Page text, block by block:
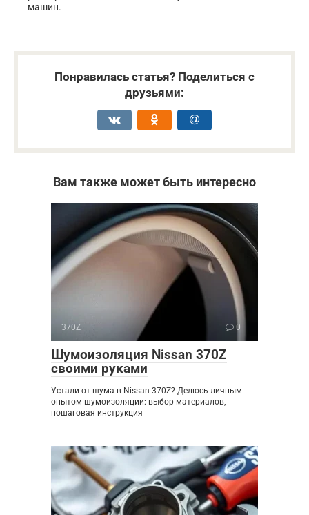
машин.
Понравилась статья? Поделиться с
друзьями:
Вам также может быть интересно
370Z 0
Шумоизоляция Nissan 370Z
своими руками
Устали от шума в Nissan 370Z? Делюсь личным
опытом шумоизоляции: выбор материалов,
пошаговая инструкция